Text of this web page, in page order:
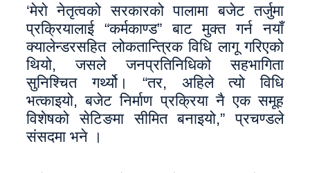
‘मेराे नेतृत्वको सरकारको पालामा बजेट तर्जुमा
प्रक्रियालाई “कर्मकाण्ड” बाट मुक्त गर्न नयाँ
क्यालेन्डरसहित लोकतान्त्रिक विधि लागू गरिएको
थियो, जसले जनप्रतिनिधिको सहभागिता
सुनिश्चित गर्थ्यो। “तर, अहिले त्यो विधि
भत्काइयो, बजेट निर्माण प्रक्रिया नै एक समूह
विशेषको सेटिङमा सीमित बनाइयो,” प्रचण्डले
संसदमा भने ।